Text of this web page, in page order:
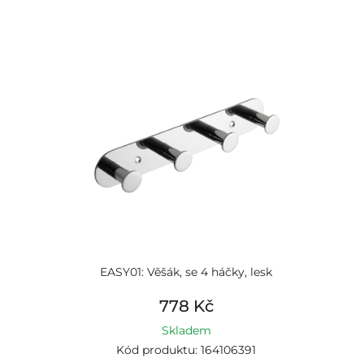
EASY01: Věšák, se 4 háčky, lesk
778 Kč
Skladem
Kód produktu: 164106391